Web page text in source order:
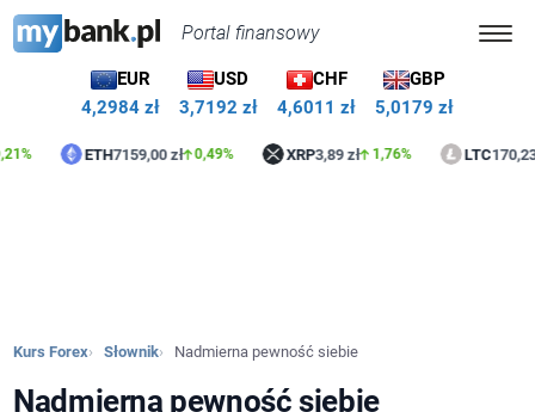
Portal finansowy
EUR
4,2984 zł
USD
3,7192 zł
CHF
4,6011 zł
GBP
5,0179 zł
ETH7159,00 zł 0,49% XRP3,89 zł 1,76% LTC170,23 zł
Kurs Forex Słownik Nadmierna pewność siebie
Nadmierna pewność siebie